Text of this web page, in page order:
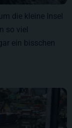
die kleine Insel
so viel
ein bisschen